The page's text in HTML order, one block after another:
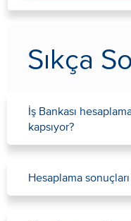
Sıkça
İş Bankası
kapsıyor?
Hesaplama